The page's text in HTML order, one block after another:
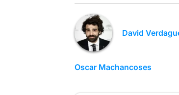
David
Oscar Machancoses